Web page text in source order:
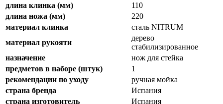
длина клинка (мм)
110
длина ножа (мм)
220
материал клинка
сталь NITRUM
материал рукояти
дерево
стабилизированное
назначение
нож для стейка
предметов в наборе (штук)
1
рекомендации по уходу
ручная мойка
страна бренда
Испания
страна изготовитель
Испания